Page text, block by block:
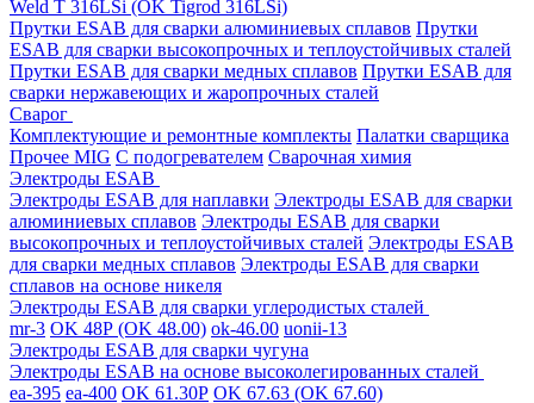
Weld T 316LSi (OK Tigrod 316LSi)
Прутки ESAB для сварки алюминиевых сплавов Прутки
ESAB для сварки высокопрочных и теплоустойчивых сталей
Прутки ESAB для сварки медных сплавов Прутки ESAB для
сварки нержавеющих и жаропрочных сталей
Сварог
Комплектующие и ремонтные комплекты Палатки сварщика
Прочее MIG С подогревателем Сварочная химия
Электроды ESAB
Электроды ESAB для наплавки Электроды ESAB для сварки
алюминиевых сплавов Электроды ESAB для сварки
высокопрочных и теплоустойчивых сталей Электроды ESAB
для сварки медных сплавов Электроды ESAB для сварки
сплавов на основе никеля
Электроды ESAB для сварки углеродистых сталей
mr-3 OK 48Р (OK 48.00) ok-46.00 uonii-13
Электроды ESAB для сварки чугуна
Электроды ESAB на основе высоколегированных сталей
ea-395 ea-400 OK 61.30Р OK 67.63 (OK 67.60)